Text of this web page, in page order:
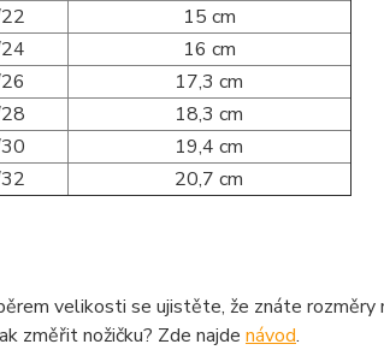
15 cm
16 cm
17,3 cm
18,3 cm
19,4 cm
20,7 cm
velikosti se ujistěte, že znáte
změřit nožičku? Zde najde návod.